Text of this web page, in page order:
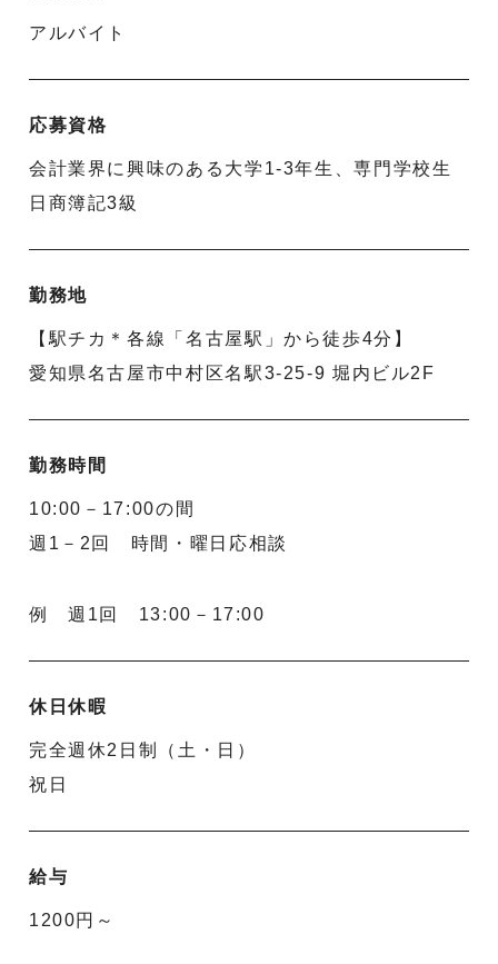
アルバイト
応募資格
会計業界に興味のある大学1-3年生、専門学校生
日商簿記3級
勤務地
【駅チカ＊各線「名古屋駅」から徒歩4分】
愛知県名古屋市中村区名駅3-25-9 堀内ビル2F
勤務時間
10:00－17:00の間
週1－2回 時間・曜日応相談
例 週1回 13:00－17:00
休日休暇
完全週休2日制（土・日）
祝日
給与
1200円～